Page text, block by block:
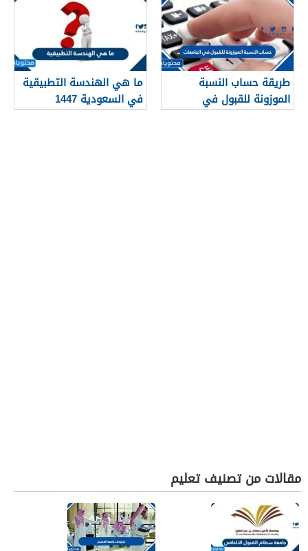
طريقة حساب النسبة
الموزونة للقبول في
الجامعات 1447
ما هي الهندسة التطبيقية
في السعودية 1447
مقالات من تصنيف تعليم